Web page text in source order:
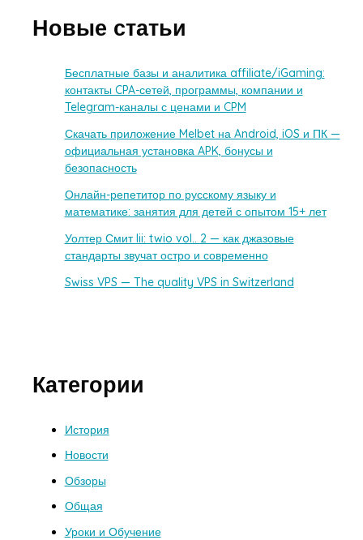
Новые статьи
Бесплатные базы и аналитика affiliate/iGaming:
контакты CPA-сетей, программы, компании и
Telegram-каналы с ценами и CPM
Скачать приложение Melbet на Android, iOS и ПК —
официальная установка APK, бонусы и
безопасность
Онлайн-репетитор по русскому языку и
математике: занятия для детей с опытом 15+ лет
Уолтер Смит Iii: twio vol.. 2 — как джазовые
стандарты звучат остро и современно
Swiss VPS — The quality VPS in Switzerland
Категории
История
Новости
Обзоры
Общая
Уроки и Обучение